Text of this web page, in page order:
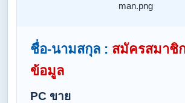
ชื่อ-นามสกุล : สมัครสมาชิ
ข้อมูล
PC ขาย